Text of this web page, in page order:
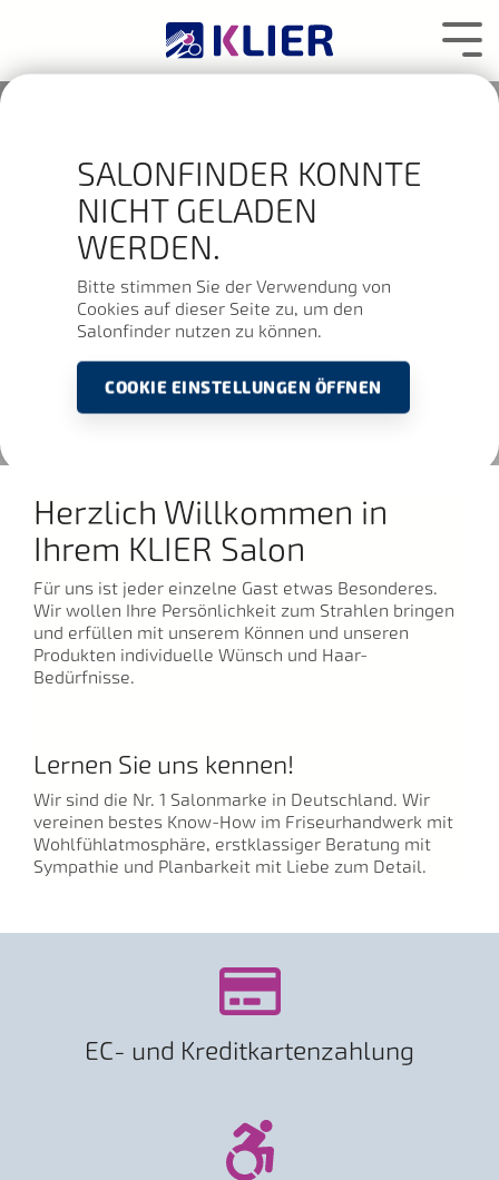
SALONFINDER KONNTE
NICHT GELADEN
WERDEN.
Bitte stimmen Sie der Verwendung von
Cookies auf dieser Seite zu, um den
Salonfinder nutzen zu können.
COOKIE EINSTELLUNGEN ÖFFNEN
Herzlich Willkommen in
Ihrem KLIER Salon
Für uns ist jeder einzelne Gast etwas Besonderes.
Wir wollen Ihre Persönlichkeit zum Strahlen bringen
und erfüllen mit unserem Können und unseren
Produkten individuelle Wünsch und Haar-
Bedürfnisse.
Lernen Sie uns kennen!
Wir sind die Nr. 1 Salonmarke in Deutschland. Wir
vereinen bestes Know-How im Friseurhandwerk mit
Wohlfühlatmosphäre, erstklassiger Beratung mit
Sympathie und Planbarkeit mit Liebe zum Detail.
EC- und Kreditkartenzahlung